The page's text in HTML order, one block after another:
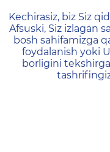
404 —
Kechirasiz, biz Siz
Afsuski, Siz izlagan
bosh sahifamizga
foydalanish yoki
borligini